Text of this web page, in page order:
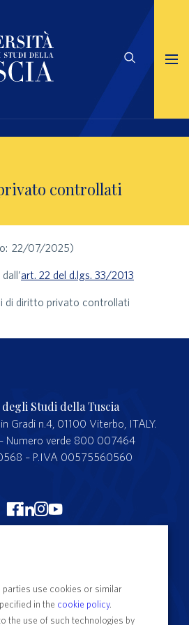
controllati
22/07/2025)
art. 22 del d.lgs. 33/2013
di diritto privato controllati
Studi della Tuscia
Gradi n.4, 01100 Viterbo, ITALY.
Numero verde 800 007464
– P.IVA 00575560560
Unitus
studenti
form
parties use cookies or similar
in the cookie policy.
the use of such technologies by